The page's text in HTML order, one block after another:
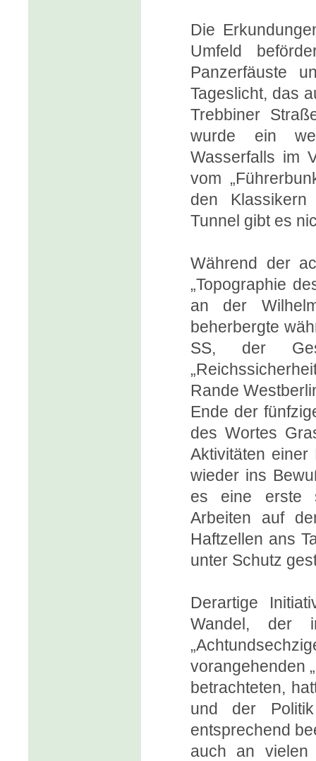
Die
Umfeld
Panzerfäuste
Tageslicht, das
Trebbiner
wurde ein
Wasserfalls im
vom
den
Tunnel gibt es
Während der
„Topographie
an der
beherbergte
SS, der
Rande
Ende der
des Wortes
Aktivitäten
wieder ins
es eine erste
Arbeiten auf
Haftzellen ans
unter Schutz
Derartige
Wandel, der
vorangehenden
betrachteten,
und der
entsprechend
auch an vielen